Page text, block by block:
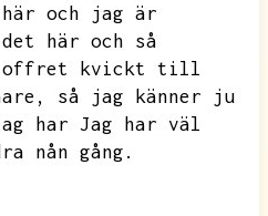
och jag är
här och så
offret kvickt till
så jag känner ju
har Jag har väl
nån gång.